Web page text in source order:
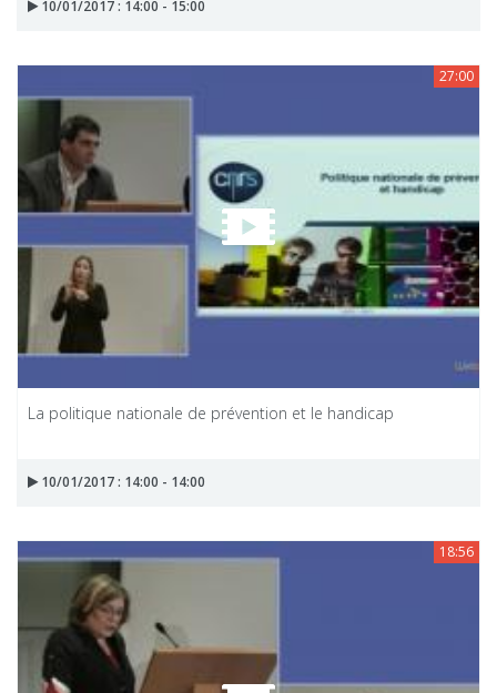
10/01/2017 : 14:00 - 15:00
27:00
La politique nationale de prévention et le handicap
10/01/2017 : 14:00 - 14:00
18:56